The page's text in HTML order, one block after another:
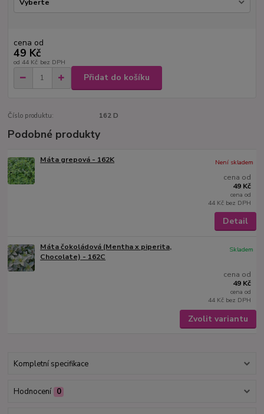
cena od
49 Kč
od 44 Kč bez DPH
Přidat do košíku
Číslo produktu: 162 D
Podobné produkty
Máta grepová - 162K
cena od
49 Kč
cena od
44 Kč bez DPH
Není skladem
Detail
Máta čokoládová (Mentha x piperita,
Chocolate) - 162C
cena od
49 Kč
cena od
44 Kč bez DPH
Skladem
Zvolit variantu
Kompletní specifikace
Hodnocení 0